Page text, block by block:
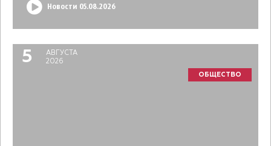
Новости 05.08.2026
5
АВГУСТА
2026
ОБЩЕСТВО